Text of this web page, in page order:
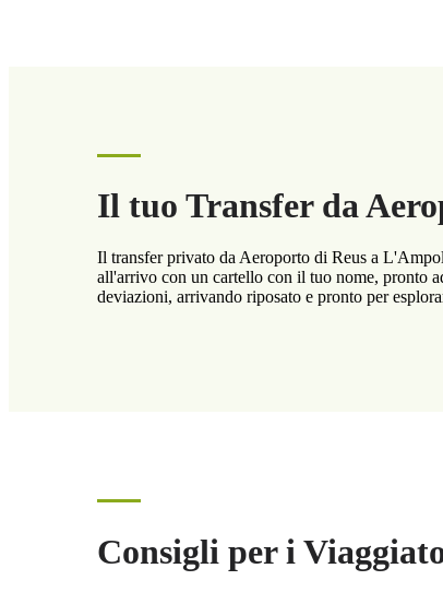
Il tuo Transfer da
Il transfer privato da Aeroporto di Reus a
all'arrivo con un cartello con il tuo nome, pronto
deviazioni, arrivando riposato e pronto per
Consigli per i